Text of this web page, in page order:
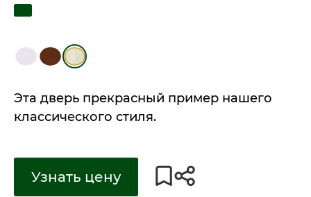
Эта дверь прекрасный пример нашего
классического стиля.
Узнать цену